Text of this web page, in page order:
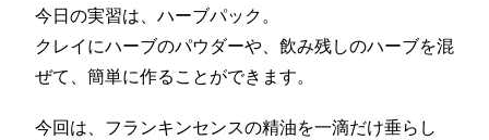
今日の実習は、ハーブパック。
クレイにハーブのパウダーや、飲み残しのハーブを混
ぜて、簡単に作ることができます。
今回は、フランキンセンスの精油を一滴だけ垂らし